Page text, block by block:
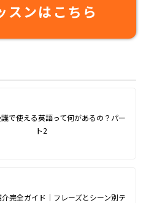
スンはこちら
で使える英語って何があるの？パー
ト2
完全ガイド｜フレーズとシーン別テ